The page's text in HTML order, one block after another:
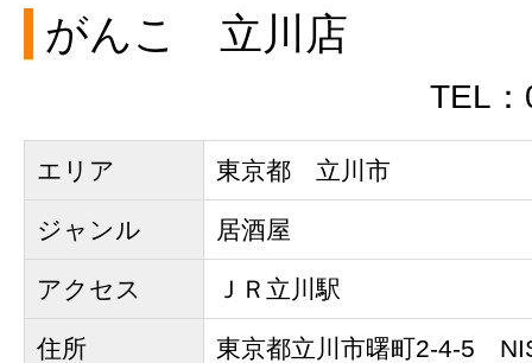
がんこ 立川店
TEL
エリア 東京都 立川市
ジャンル 居酒屋
アクセス ＪＲ立川駅
住所 東京都立川市曙町2-4-5